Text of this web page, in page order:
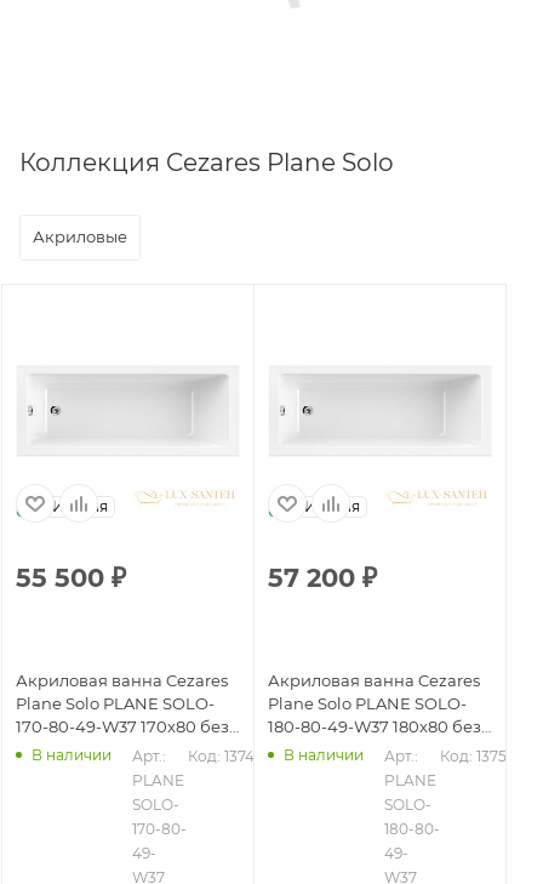
Коллекция Cezares Plane Solo
Акриловые
Италия
55 500 ₽
Акриловая ванна Cezares
Plane Solo PLANE SOLO-
170-80-49-W37 170x80 без
гидромассажа, белый
В наличии
Арт.:
PLANE
SOLO-
170-80-
49-
W37
Код: 13749
Италия
57 200 ₽
Акриловая ванна Cezares
Plane Solo PLANE SOLO-
180-80-49-W37 180x80 без
гидромассажа, белый
В наличии
Арт.:
PLANE
SOLO-
180-80-
49-
W37
Код: 13750